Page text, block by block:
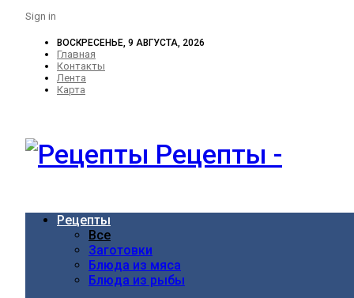
Sign in
ВОСКРЕСЕНЬЕ, 9 АВГУСТА, 2026
Главная
Контакты
Лента
Карта
Рецепты -
Рецепты
Все
Заготовки
Блюда из мяса
Блюда из рыбы